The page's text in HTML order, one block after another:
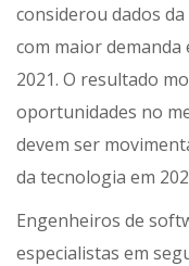
considerou dados
com maior
2021. O resultado
oportunidades no
devem ser
da tecnologia em
Engenheiros de
especialistas em